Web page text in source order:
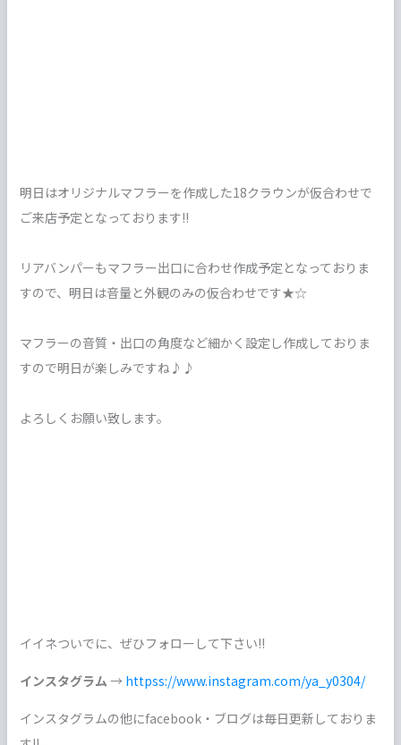
明日はオリジナルマフラーを作成した18クラウンが仮合わせで
ご来店予定となっております!!
リアバンパーもマフラー出口に合わせ作成予定となっておりま
すので、明日は音量と外観のみの仮合わせです★☆
マフラーの音質・出口の角度など細かく設定し作成しておりま
すので明日が楽しみですね♪♪
よろしくお願い致します。
イイネついでに、ぜひフォローして下さい!!
インスタグラム → httpss://www.instagram.com/ya_y0304/
インスタグラムの他にfacebook・ブログは毎日更新しておりま